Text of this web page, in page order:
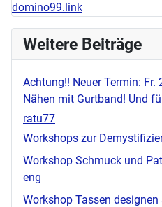
domino99.link
Weitere Beiträge
Achtung!! Neuer Termin: Fr.
Nähen mit Gurtband! Und
ratu77
Workshops zur
Workshop Schmuck und
eng
Workshop Tassen